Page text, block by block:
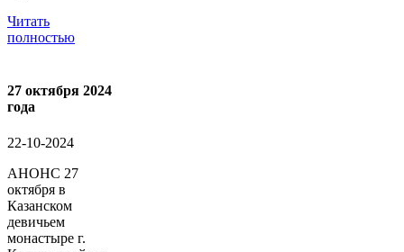
Читать
полностью
27 октября 2024
года
22-10-2024
АНОНС 27
октября в
Казанском
девичьем
монастыре г.